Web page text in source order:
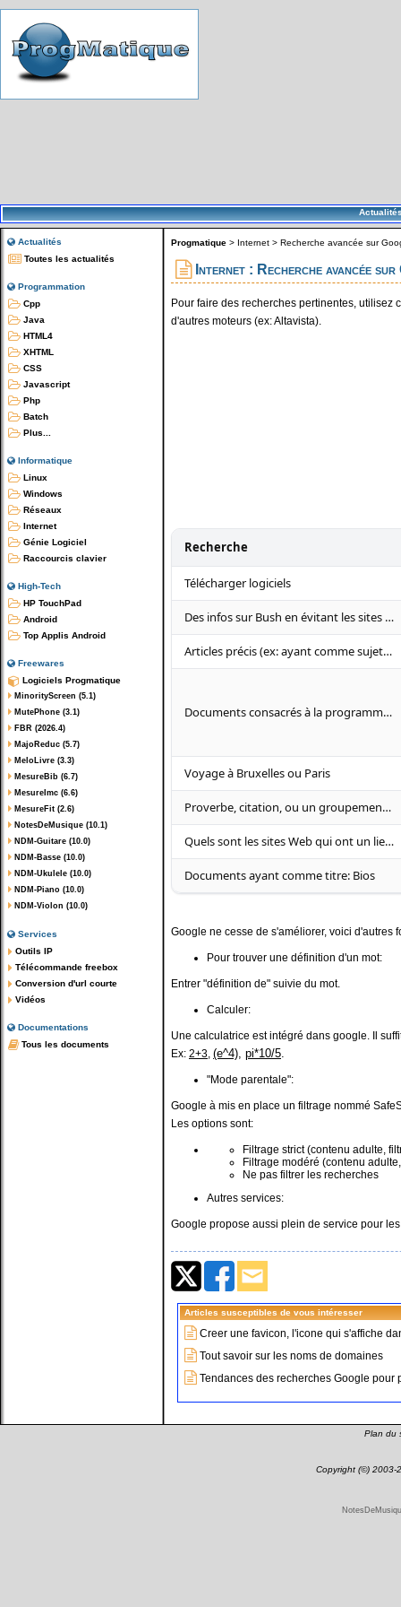
Actualités
Toutes les actualités
Programmation
Cpp
Java
HTML4
XHTML
CSS
Javascript
Php
Batch
Plus...
Informatique
Linux
Windows
Réseaux
Internet
Génie Logiciel
Raccourcis clavier
High-Tech
HP TouchPad
Android
Top Applis Android
Freewares
Logiciels Progmatique
MinorityScreen (5.1)
MutePhone (3.1)
FBR (2026.4)
MajoReduc (5.7)
MeloLivre (3.3)
MesureBib (6.7)
MesureImc (6.6)
MesureFit (2.6)
NotesDeMusique (10.1)
NDM-Guitare (10.0)
NDM-Basse (10.0)
NDM-Ukulele (10.0)
NDM-Piano (10.0)
NDM-Violon (10.0)
Services
Outils IP
Télécommande freebox
Conversion d'url courte
Vidéos
Documentations
Tous les documents
Progmatique > Internet > Recherche avancée sur
Internet : Recherche avancée
Pour faire des recherches pertinentes, utilisez
d'autres moteurs (ex: Altavista).
Recherche
Télécharger logiciels
Des infos sur Bush en évitant les sites humoristiques.
Articles précis (ex: ayant comme sujet l'informatique) sur un site précis
Documents consacrés à la programmation
Voyage à Bruxelles ou Paris
Proverbe, citation, ou un groupement de mots
Quels sont les sites Web qui ont un lien vers mon site
Documents ayant comme titre: Bios
Google ne cesse de s'améliorer, voici d'autres
Pour trouver une définition d'un mot:
Entrer "définition de" suivie du mot.
Calculer:
Une calculatrice est intégré dans google. Il
Ex: 2+3, (e^4), pi*10/5.
"Mode parentale":
Google à mis en place un filtrage nommé
Les options sont:
Filtrage strict (contenu adulte,
Filtrage modéré (contenu
Ne pas filtrer les recherches
Autres services:
Google propose aussi plein de service pour
Articles susceptibles de vous intéresser
Creer une favicon, l'icone qui s'affiche
Tout savoir sur les noms de domaines
Tendances des recherches Google pour
Plan du
Copyright (©) 2003-